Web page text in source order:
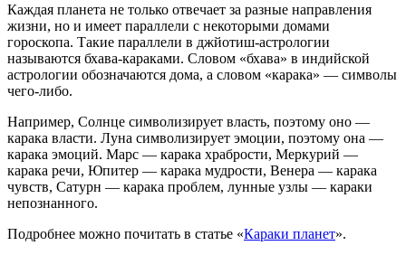
Каждая планета не только отвечает за разные направления
жизни, но и имеет параллели с некоторыми домами
гороскопа. Такие параллели в джйотиш-астрологии
называются бхава-караками. Словом «бхава» в индийской
астрологии обозначаются дома, а словом «карака» — символы
чего-либо.
Например, Солнце символизирует власть, поэтому оно —
карака власти. Луна символизирует эмоции, поэтому она —
карака эмоций. Марс — карака храбрости, Меркурий —
карака речи, Юпитер — карака мудрости, Венера — карака
чувств, Сатурн — карака проблем, лунные узлы — караки
непознанного.
Подробнее можно почитать в статье «Караки планет».